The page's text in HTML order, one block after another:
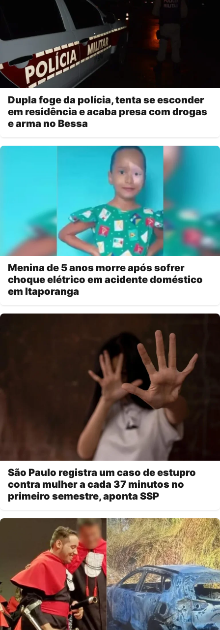
Dupla foge da polícia, tenta se esconder
em residência e acaba presa com drogas
e arma no Bessa
Menina de 5 anos morre após sofrer
choque elétrico em acidente doméstico
em Itaporanga
São Paulo registra um caso de estupro
contra mulher a cada 37 minutos no
primeiro semestre, aponta SSP